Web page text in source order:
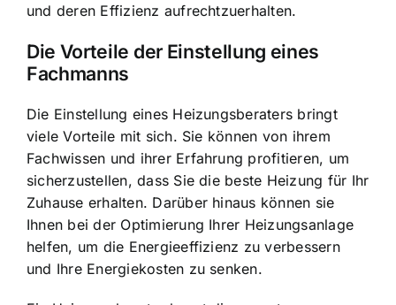
und deren Effizienz aufrechtzuerhalten.
Die Vorteile der Einstellung eines
Fachmanns
Die Einstellung eines Heizungsberaters bringt
viele Vorteile mit sich. Sie können von ihrem
Fachwissen und ihrer Erfahrung profitieren, um
sicherzustellen, dass Sie die beste Heizung für Ihr
Zuhause erhalten. Darüber hinaus können sie
Ihnen bei der Optimierung Ihrer Heizungsanlage
helfen, um die Energieeffizienz zu verbessern
und Ihre Energiekosten zu senken.